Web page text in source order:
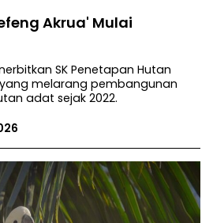
Akrua' Mulai
SK Penetapan Hutan
melarang pembangunan
adat sejak 2022.